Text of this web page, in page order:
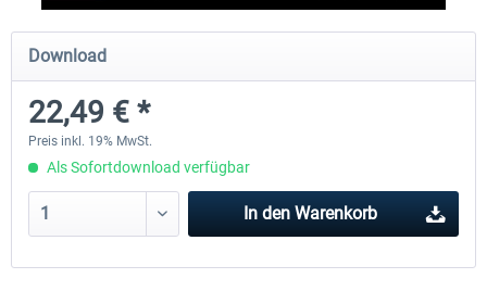
Drzewiecki Design - EPRA Radom
MSFS FREE
0,00 € *
Octavi - IFR-1
Download
22,49 € *
Preis inkl. 19% MwSt.
Als Sofortdownload verfügbar
In den Warenkorb